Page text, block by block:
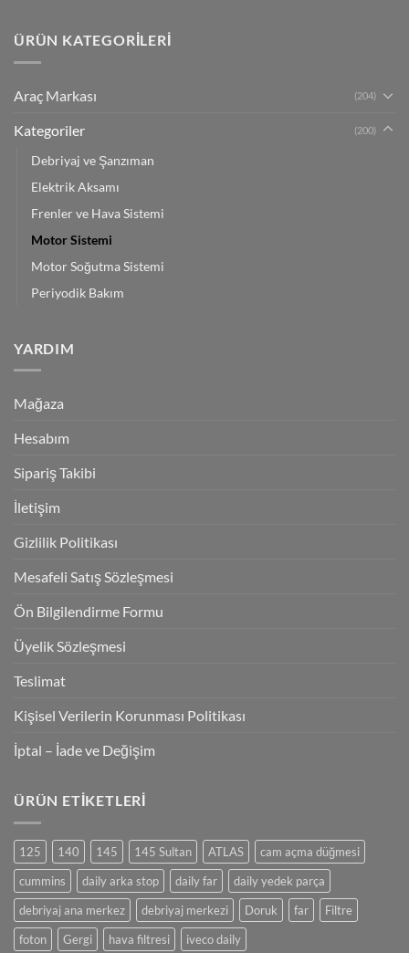
ÜRÜN KATEGORILERI
Araç Markası (204)
Kategoriler (200)
Debriyaj ve Şanzıman
Elektrik Aksamı
Frenler ve Hava Sistemi
Motor Sistemi
Motor Soğutma Sistemi
Periyodik Bakım
YARDIM
Mağaza
Hesabım
Sipariş Takibi
İletişim
Gizlilik Politikası
Mesafeli Satış Sözleşmesi
Ön Bilgilendirme Formu
Üyelik Sözleşmesi
Teslimat
Kişisel Verilerin Korunması Politikası
İptal – İade ve Değişim
ÜRÜN ETIKETLERI
125 140 145 145 Sultan ATLAS
cam açma düğmesi
cummins
daily arka stop daily far
daily yedek parça
debriyaj ana merkez
debriyaj merkezi Doruk far
Filtre
foton
Gergi hava filtresi iveco daily